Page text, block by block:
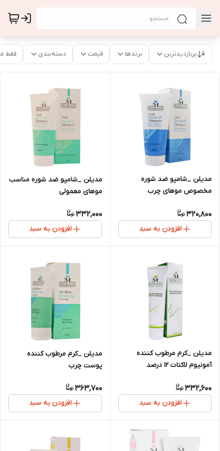
پربازدیدترین برندها قیمت دسته‌بندی فقط
مدیلن _شامپو ضد شوره
مخصوص موهای چرب
320,800
افزودن به سبد
مدیلن _شامپو ضد شوره مناسب
موهای معمولی
332,000
افزودن به سبد
مدیلن _کرم مرطوب کننده
آمونیوم لاکتات 12 درصد
332,600
افزودن به سبد
مدیلن _کرم مرطوب کننده
پوست چرب
363,700
افزودن به سبد